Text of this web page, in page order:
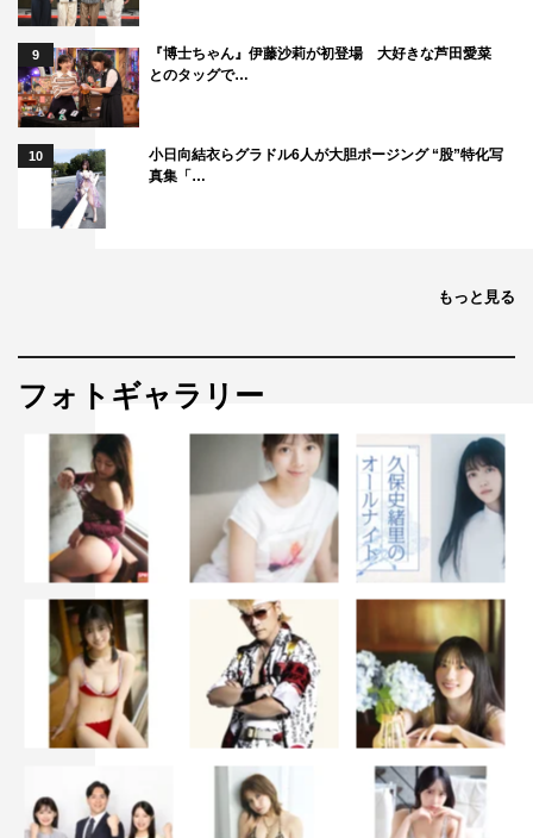
9
『博士ちゃん』伊藤沙莉が初登場 大好きな芦田愛菜
とのタッグで…
10
小日向結衣らグラドル6人が大胆ポージング “股”特化写
真集「…
もっと見る
フォトギャラリー